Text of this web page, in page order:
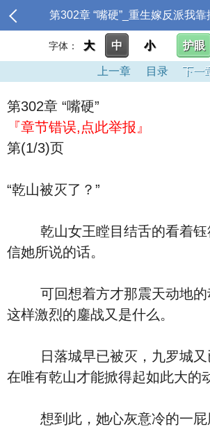
第302章 “嘴硬”_重生嫁反派我靠
字体： 大 中 小 护眼
上一章 目录 下一
第302章 “嘴硬”
『章节错误,点此举报』
第(1/3)页
“乾山被灭了？”
乾山女王瞠目结舌的看着钰
信她所说的话。
可回想着方才那震天动地的
这样激烈的鏖战又是什么。
日落城早已被灭，九罗城又
在唯有乾山才能掀得起如此大的
想到此，她心灰意冷的一屁